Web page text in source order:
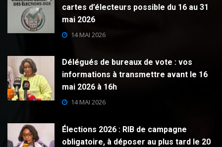
cartes d’électeurs possible du 16 au 31
mai 2026
14 MAI 2026
Délégués de bureaux de vote : vos
informations à transmettre avant le 16
mai 2026 à 16h
14 MAI 2026
Élections 2026 : RIB de campagne
obligatoire, à déposer au plus tard le 20